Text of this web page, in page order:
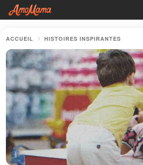
ACCUEIL HISTOIRES INSPIRANTES